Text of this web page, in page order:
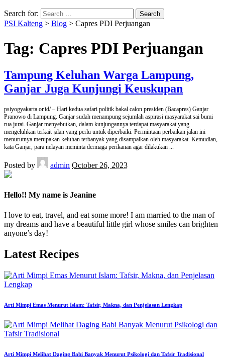
Search for:
PSI Kalteng > Blog > Capres PDI Perjuangan
Tag: Capres PDI Perjuangan
Tampung Keluhan Warga Lampung,
Ganjar Juga Kunjungi Keuskupan
psiyogyakarta.or.id/ – Hari kedua safari politik bakal calon presiden (Bacapres) Ganjar
Pranowo di Lampung. Ganjar sudah menampung sejumlah aspirasi masyarakat sai bumi
rua jurai. Ganjar menyebutkan, dalam kunjungannya terdapat masyarakat yang
mengeluhkan terkait jalan yang perlu untuk diperbaiki. Permintaan perbaikan jalan ini
menurutnya merupakan keluhan terbanyak yang disampaikan oleh masyarakat. Kemudian,
kata Ganjar, para nelayan meminta dermaga perikanan agar dilakukan ...
Posted by admin October 26, 2023
Hello!! My name is Jeanine
I love to eat, travel, and eat some more! I am married to the man of
my dreams and have a beautiful little girl whose smiles can brighten
anyone’s day!
Latest Recipes
Arti Mimpi Emas Menurut Islam: Tafsir, Makna, dan Penjelasan Lengkap
Arti Mimpi Melihat Daging Babi Banyak Menurut Psikologi dan Tafsir Tradisional